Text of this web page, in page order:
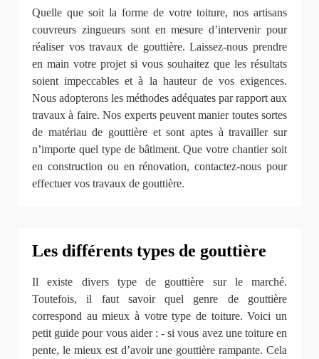
Quelle que soit la forme de votre toiture, nos artisans
couvreurs zingueurs sont en mesure d’intervenir pour
réaliser vos travaux de gouttière. Laissez-nous prendre
en main votre projet si vous souhaitez que les résultats
soient impeccables et à la hauteur de vos exigences.
Nous adopterons les méthodes adéquates par rapport aux
travaux à faire. Nos experts peuvent manier toutes sortes
de matériau de gouttière et sont aptes à travailler sur
n’importe quel type de bâtiment. Que votre chantier soit
en construction ou en rénovation, contactez-nous pour
effectuer vos travaux de gouttière.
Les différents types de gouttière
Il existe divers type de gouttière sur le marché.
Toutefois, il faut savoir quel genre de gouttière
correspond au mieux à votre type de toiture. Voici un
petit guide pour vous aider : - si vous avez une toiture en
pente, le mieux est d’avoir une gouttière rampante. Cela